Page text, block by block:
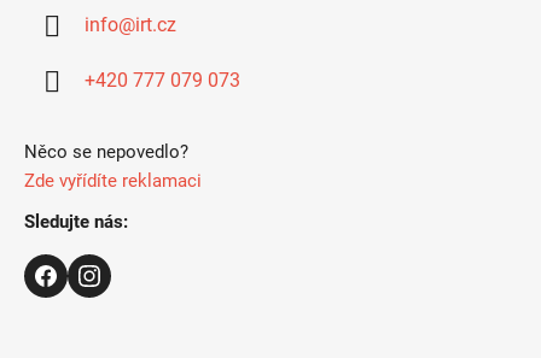
info@irt.cz
+420 777 079 073
Něco se nepovedlo?
Zde vyřídíte reklamaci
Sledujte nás: